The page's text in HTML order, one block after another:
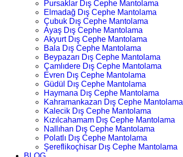
Pursaklar Dış Cephe Mantolama
Elmadağ Dış Cephe Mantolama
Çubuk Dış Cephe Mantolama
Ayaş Dış Cephe Mantolama
Akyurt Dış Cephe Mantolama
Bala Dış Cephe Mantolama
Beypazarı Dış Cephe Mantolama
Çamlıdere Dış Cephe Mantolama
Evren Dış Cephe Mantolama
Güdül Dış Cephe Mantolama
Haymana Dış Cephe Mantolama
Kahramankazan Dış Cephe Mantolama
Kalecik Dış Cephe Mantolama
Kızılcahamam Dış Cephe Mantolama
Nallıhan Dış Cephe Mantolama
Polatlı Dış Cephe Mantolama
Şereflikoçhisar Dış Cephe Mantolama